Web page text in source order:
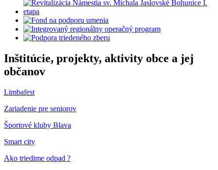
Inštitúcie, projekty, aktivity obce a jej
občanov
Limbafest
Zariadenie pre seniorov
Športové kluby Blava
Smart city
Ako triedime odpad ?